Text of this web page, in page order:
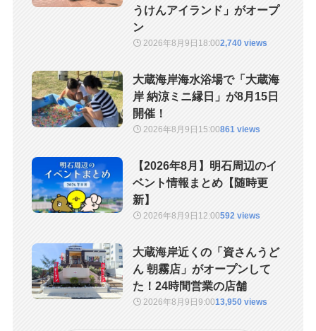
うけんアイランド」がオープ
ン
2026年8月9日 18:002,740 views
大蔵海岸海水浴場で「大蔵海
岸 納涼ミニ縁日」が8月15日
開催！
2026年8月9日 15:00861 views
【2026年8月】明石周辺のイ
ベント情報まとめ【随時更
新】
2026年8月9日 12:00592 views
大蔵海岸近くの「資さんうど
ん 朝霧店」がオープンして
た！24時間営業の店舗
2026年8月9日 9:0013,950 views